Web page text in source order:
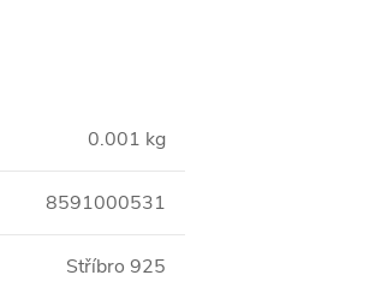
0.001 kg
8591000531
Stříbro 925